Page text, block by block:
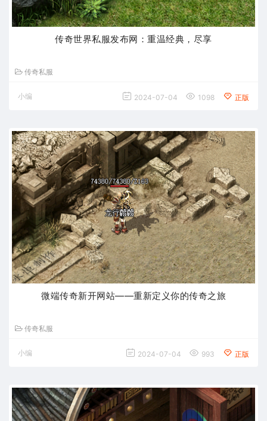
传奇世界私服发布网：重温经典，尽享
传奇私服
小编 2024-07-04 1098 正版
微端传奇新开网站——重新定义你的传奇之旅
传奇私服
小编 2024-07-04 993 正版